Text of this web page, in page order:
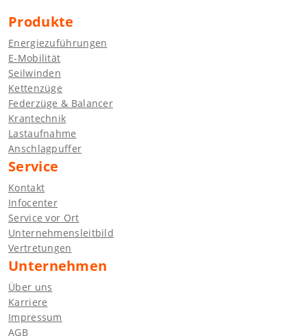
Produkte
Energiezuführungen
E-Mobilität
Seilwinden
Kettenzüge
Federzüge & Balancer
Krantechnik
Lastaufnahme
Anschlagpuffer
Service
Kontakt
Infocenter
Service vor Ort
Unternehmensleitbild
Vertretungen
Unternehmen
Über uns
Karriere
Impressum
AGB